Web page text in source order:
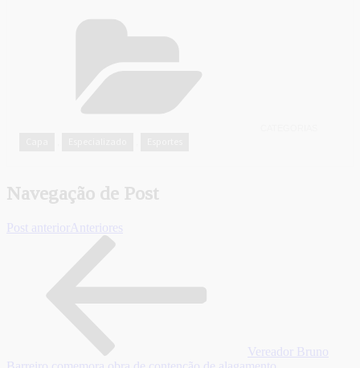
Navegação de Post
Post anterior Anteriores
Vereador Bruno